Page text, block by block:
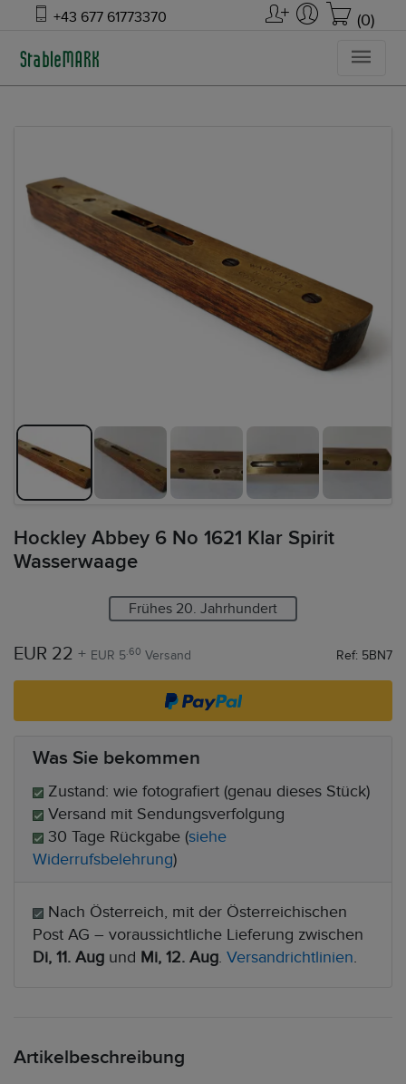
+43 677 61773370 (0)
Hockley Abbey 6 No 1621 Klar Spirit
Wasserwaage
Frühes 20. Jahrhundert
EUR 22 + EUR 5.60 Versand Ref: 5BN7
Was Sie bekommen
Zustand: wie fotografiert (genau dieses Stück)
Versand mit Sendungsverfolgung
30 Tage Rückgabe (siehe
Widerrufsbelehrung)
Nach Österreich, mit der Österreichischen
Post AG – voraussichtliche Lieferung zwischen
Di, 11. Aug und Mi, 12. Aug. Versandrichtlinien.
Artikelbeschreibung